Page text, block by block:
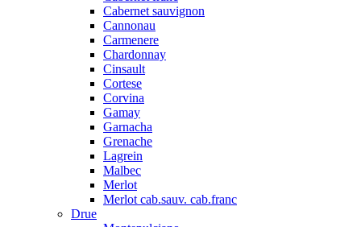
Cabernet sauvignon
Cannonau
Carmenere
Chardonnay
Cinsault
Cortese
Corvina
Gamay
Garnacha
Grenache
Lagrein
Malbec
Merlot
Merlot cab.sauv. cab.franc
Drue